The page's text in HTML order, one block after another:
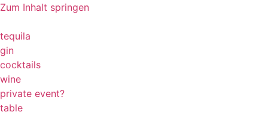
Zum Inhalt springen
tequila
gin
cocktails
wine
private event?
table